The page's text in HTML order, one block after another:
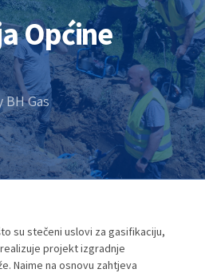
Općine
BH Gas
su stečeni uslovi za gasifikaciju,
projekt izgradnje
Naime na osnovu zahtjeva